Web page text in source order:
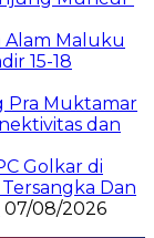
Alam Maluku
15-18
Pra Muktamar
dan
Golkar di
Dan
07/08/2026